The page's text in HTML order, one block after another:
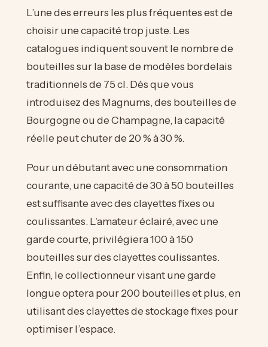
L’une des erreurs les plus fréquentes est de
choisir une capacité trop juste. Les
catalogues indiquent souvent le nombre de
bouteilles sur la base de modèles bordelais
traditionnels de 75 cl. Dès que vous
introduisez des Magnums, des bouteilles de
Bourgogne ou de Champagne, la capacité
réelle peut chuter de 20 % à 30 %.
Pour un débutant avec une consommation
courante, une capacité de 30 à 50 bouteilles
est suffisante avec des clayettes fixes ou
coulissantes. L’amateur éclairé, avec une
garde courte, privilégiera 100 à 150
bouteilles sur des clayettes coulissantes.
Enfin, le collectionneur visant une garde
longue optera pour 200 bouteilles et plus, en
utilisant des clayettes de stockage fixes pour
optimiser l’espace.